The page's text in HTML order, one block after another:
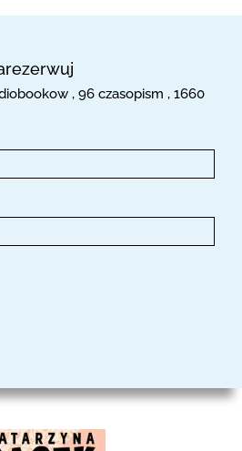
, 96 czasopism , 1660